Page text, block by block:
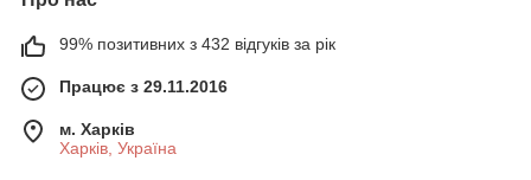
99% позитивних з 432 відгуків за рік
Працює з 29.11.2016
м. Харків
Харків, Україна